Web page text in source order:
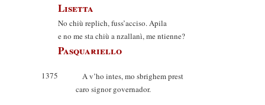
Lisetta
No chiù replich, fuss’acciso. Apila
e no me sta chiù a nzallanì, me ntienne?
Pasquariello
1375
A v’ho intes, mo sbrighem prest
caro signor governador.